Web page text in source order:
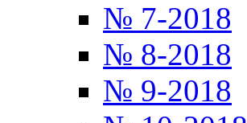
№ 7-2018
№ 8-2018
№ 9-2018